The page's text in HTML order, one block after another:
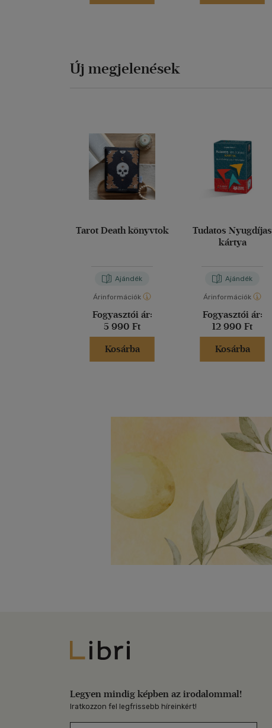
Új megjelenések
Tarot Death könyvtok
Ajándék
Árinformációk
Fogyasztói ár:
5 990 Ft
Kosárba
Tudatos Nyugdíjas
kártya
Ajándék
Árinformációk
Fogyasztói ár:
12 990 Ft
Kosárba
Libri
Legyen mindig képben az irodalommal!
Iratkozzon fel legfrissebb híreinkért!